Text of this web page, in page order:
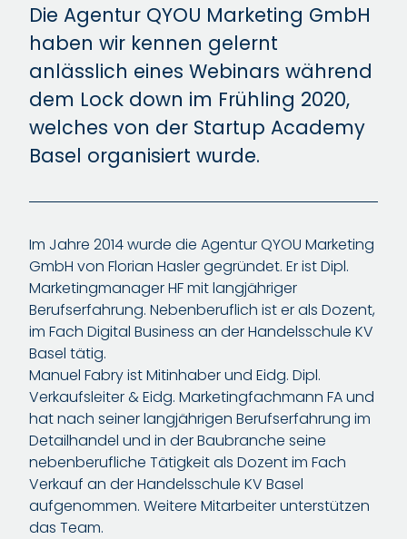
Die Agentur QYOU Marketing GmbH
haben wir kennen gelernt
anlässlich eines Webinars während
dem Lock down im Frühling 2020,
welches von der Startup Academy
Basel organisiert wurde.
Im Jahre 2014 wurde die Agentur QYOU Marketing
GmbH von Florian Hasler gegründet. Er ist Dipl.
Marketingmanager HF mit langjähriger
Berufserfahrung. Nebenberuflich ist er als Dozent,
im Fach Digital Business an der Handelsschule KV
Basel tätig.
Manuel Fabry ist Mitinhaber und Eidg. Dipl.
Verkaufsleiter & Eidg. Marketingfachmann FA und
hat nach seiner langjährigen Berufserfahrung im
Detailhandel und in der Baubranche seine
nebenberufliche Tätigkeit als Dozent im Fach
Verkauf an der Handelsschule KV Basel
aufgenommen. Weitere Mitarbeiter unterstützen
das Team.